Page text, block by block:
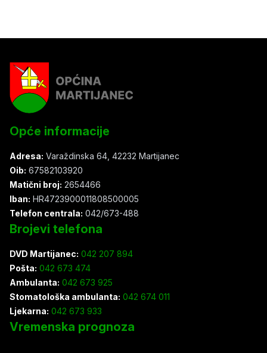
Opće informacije
Adresa: Varaždinska 64, 42232 Martijanec
Oib: 67582103920
Matični broj: 2654466
Iban: HR4723900011808500005
Telefon centrala: 042/673-488
Brojevi telefona
DVD Martijanec: 042 207 894
Pošta: 042 673 474
Ambulanta: 042 673 925
Stomatološka ambulanta: 042 674 011
Ljekarna: 042 673 933
Vremenska prognoza